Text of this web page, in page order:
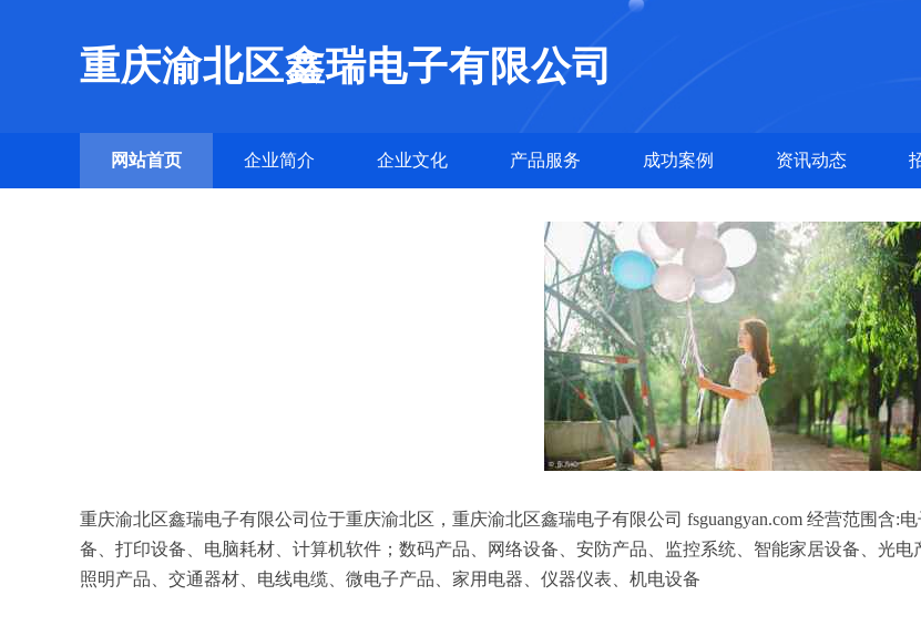
重庆渝北区鑫瑞电子有限公司
网站首页 企业简介 企业文化 产品服务 成功案例 资讯动态
重庆渝北区鑫瑞电子有限公司位于重庆渝北区，重庆渝北区鑫瑞电子有限公司 fsguangyan.com 经营范围含:
备、打印设备、电脑耗材、计算机软件；数码产品、网络设备、安防产品、监控系统、智能家居设备、光
照明产品、交通器材、电线电缆、微电子产品、家用电器、仪器仪表、机电设备